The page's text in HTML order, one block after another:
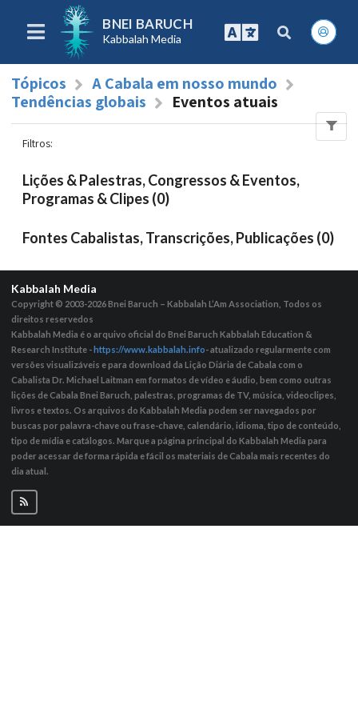
BNEI BARUCH
Kabbalah Media
Tópicos
A Cabala em nosso mundo
Tendências globais
Eventos atuais
Filtros:
Lições & Palestras, Congressos & Eventos,
Programas & Clipes (0)
Fontes Cabalistas, Transcrições, Publicações (0)
Kabbalah Media
Copyright © 2003-2026Bnei Baruch – Kabbalah L’Am Association, Todos os
direitos reservedos
Kabbalah Media é o arquivo oficial do Bnei Baruch Kabbalah Education &
Research Institute -https://www.kabbalah.info- atualizado regularmente com
versões visualizáveis ​​e para download da Lição Diária de Cabala com o
Cabalista Dr. Michael Laitman em formatos de vídeo e áudio, bem como outras
lições de Cabala Bnei Baruch, palestras, programas de TV, música, videoclipes,
livros e textos. Os arquivos do Kabbalah Media podem ser navegados por
buscas por palavra-chave ou frase-chave, calendário, idioma, tipo de conteúdo,
tipo de mídia e catálogos. Marque a página principal do Kabbalah Media para
poder acessar de forma rápida e fácil os materiais de Cabala mais recentes do
dia atual.